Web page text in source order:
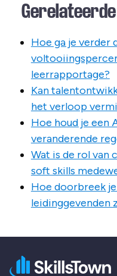
Hoe ga je verder
leerrapportage?
Kan
het verloop
Hoe houd je een
veranderende
Wat is de rol van
soft skills
Hoe doorbreek
leidinggevenden